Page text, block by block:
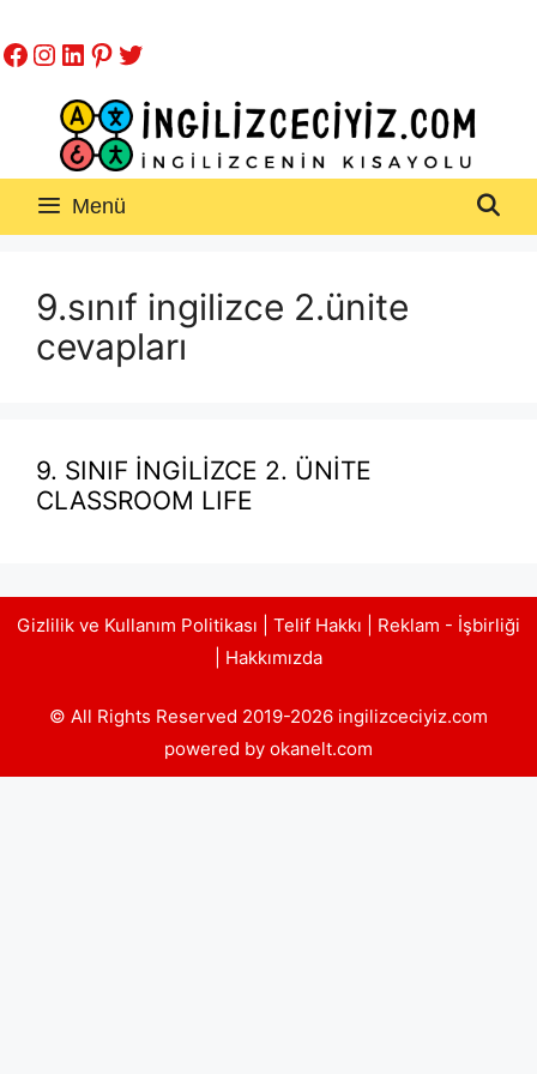
atla
Facebook
Instagram
LinkedIn
Pinterest
Twitter
Menü
9.sınıf ingilizce 2.ünite
cevapları
9. SINIF İNGİLİZCE 2. ÜNİTE
CLASSROOM LIFE
Gizlilik ve Kullanım Politikası Telif Hakkı
Reklam - İşbirliği
Hakkımızda
© All Rights Reserved 2019-2026 ingilizceciyiz.com
powered by okanelt.com